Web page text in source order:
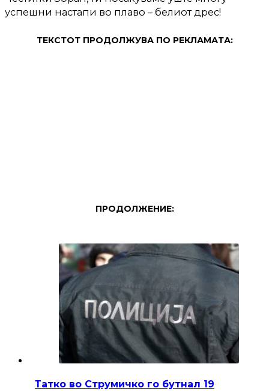
успешни настапи во плаво – белиот дрес!
ТЕКСТОТ ПРОДОЛЖУВА ПО РЕКЛАМАТА:
ПРОДОЛЖЕНИЕ:
Татко во Струмичко го бутнал 19